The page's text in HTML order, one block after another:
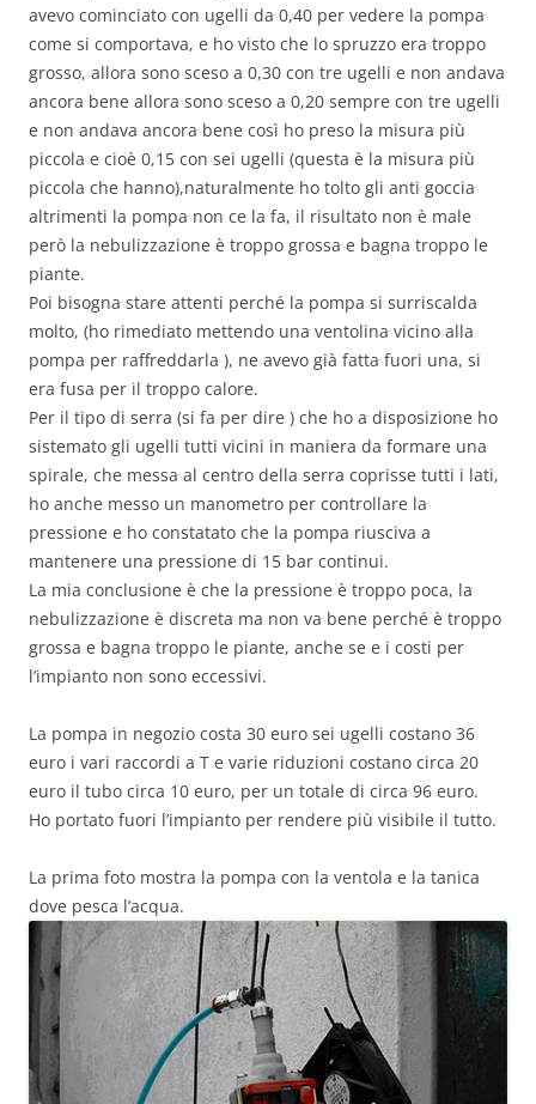
avevo cominciato con ugelli da 0,40 per vedere la pompa
come si comportava, e ho visto che lo spruzzo era troppo
grosso, allora sono sceso a 0,30 con tre ugelli e non andava
ancora bene allora sono sceso a 0,20 sempre con tre ugelli
e non andava ancora bene così ho preso la misura più
piccola e cioè 0,15 con sei ugelli (questa è la misura più
piccola che hanno),naturalmente ho tolto gli anti goccia
altrimenti la pompa non ce la fa, il risultato non è male
però la nebulizzazione è troppo grossa e bagna troppo le
piante.
Poi bisogna stare attenti perché la pompa si surriscalda
molto, (ho rimediato mettendo una ventolina vicino alla
pompa per raffreddarla ), ne avevo già fatta fuori una, si
era fusa per il troppo calore.
Per il tipo di serra (si fa per dire ) che ho a disposizione ho
sistemato gli ugelli tutti vicini in maniera da formare una
spirale, che messa al centro della serra coprisse tutti i lati,
ho anche messo un manometro per controllare la
pressione e ho constatato che la pompa riusciva a
mantenere una pressione di 15 bar continui.
La mia conclusione è che la pressione è troppo poca, la
nebulizzazione è discreta ma non va bene perché è troppo
grossa e bagna troppo le piante, anche se e i costi per
l’impianto non sono eccessivi.
La pompa in negozio costa 30 euro sei ugelli costano 36
euro i vari raccordi a T e varie riduzioni costano circa 20
euro il tubo circa 10 euro, per un totale di circa 96 euro.
Ho portato fuori l’impianto per rendere più visibile il tutto.
La prima foto mostra la pompa con la ventola e la tanica
dove pesca l’acqua.